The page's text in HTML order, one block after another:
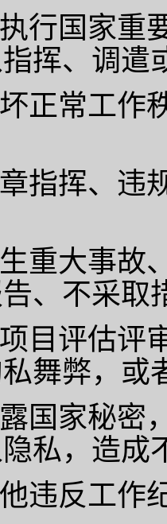
执行国家
挥、调遣
坏正常工
章指挥、
生重大事
、不采取
项目评估
舞弊，或
露国家秘
私，造成
他违反工作